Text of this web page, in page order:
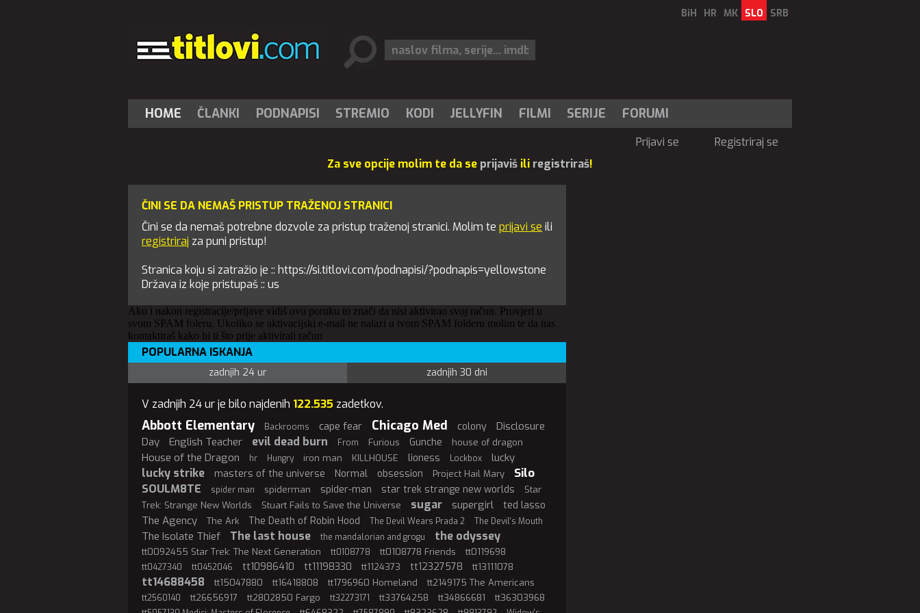
BiH HR MK SLO SRB
HOME ČLANKI PODNAPISI STREMIO KODI JELLYFIN FILMI SERIJE FORUMI
Prijavi se
Registriraj se
Za sve opcije molim te da se prijaviš ili registriraš!
ČINI SE DA NEMAŠ PRISTUP TRAŽENOJ STRANICI
Čini se da nemaš potrebne dozvole za pristup traženoj stranici. Molim te prijavi se ili
registriraj za puni pristup!
Stranica koju si zatražio je :: https://si.titlovi.com/podnapisi/?podnapis=yellowstone
Država iz koje pristupaš :: us
Ako i nakon registracije/prijave vidiš ovu poruku to znači da nisi aktivirao svoj račun. Provjeri u
svom SPAM foleru. Ukoliko se aktivacijski e-mail ne nalazi u tvom SPAM folderu molim te da nas
kontaktiraš kako bi ti što prije aktivirali račun
POPULARNA ISKANJA
zadnjih 24 ur zadnjih 30 dni
V zadnjih 24 ur je bilo najdenih 122.535 zadetkov.
Abbott Elementary Backrooms cape fear Chicago Med colony
Disclosure
Day
English Teacher evil dead burn From Furious Gunche house of dragon
House of the Dragon hr Hungry iron man KILLHOUSE lioness Lockbox lucky
lucky strike masters of the universe Normal obsession Project Hail Mary Silo
SOULM8TE spider man spiderman spider-man star trek strange new worlds
Star
Trek: Strange New Worlds
Stuart Fails to Save the Universe sugar supergirl ted lasso
The Agency The Ark The Death of Robin Hood The Devil Wears Prada 2 The Devil's Mouth
The Isolate Thief The last house the mandalorian and grogu the odyssey
tt0092455 Star Trek: The Next Generation tt0108778 tt0108778 Friends tt0119698
tt0427340 tt0452046 tt10986410 tt11198330 tt1124373 tt12327578 tt13111078
tt14688458 tt15047880 tt16418808 tt1796960 Homeland tt2149175 The Americans
tt2560140 tt26656917 tt2802850 Fargo tt32273171 tt33764258 tt34866681 tt36303968